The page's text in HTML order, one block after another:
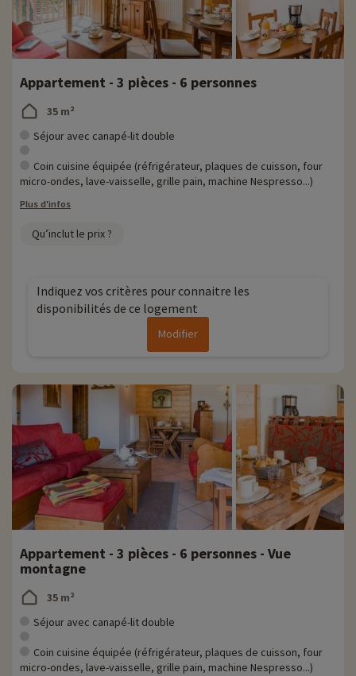
Appartement - 3 pièces - 6 personnes
35 m²
Séjour avec canapé-lit double
Coin cuisine équipée (réfrigérateur, plaques de cuisson, four
micro-ondes, lave-vaisselle, grille pain, machine Nespresso...)
Plus d'infos
Qu’inclut le prix ?
Indiquez vos critères pour connaitre les
disponibilités de ce logement
Modifier
Appartement - 3 pièces - 6 personnes - Vue
montagne
35 m²
Séjour avec canapé-lit double
Coin cuisine équipée (réfrigérateur, plaques de cuisson, four
micro-ondes, lave-vaisselle, grille pain, machine Nespresso...)